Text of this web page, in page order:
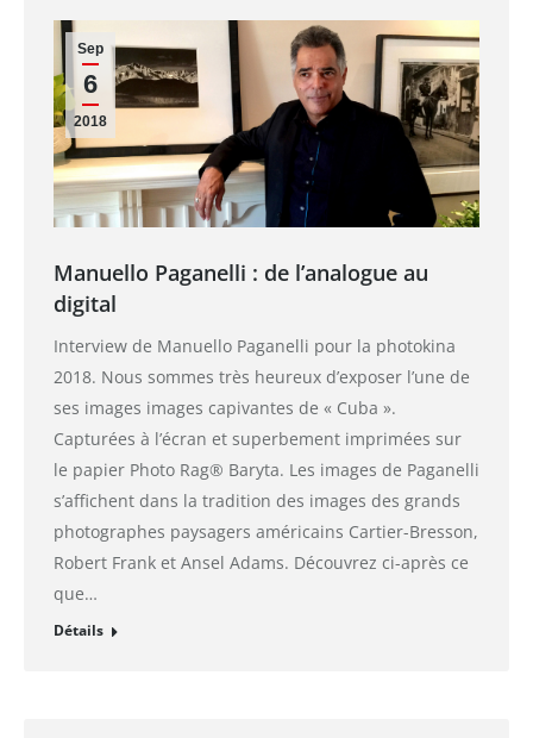
Sep
6
2018
Manuello Paganelli : de l’analogue au
digital
Interview de Manuello Paganelli pour la photokina
2018. Nous sommes très heureux d’exposer l’une de
ses images images capivantes de « Cuba ».
Capturées à l’écran et superbement imprimées sur
le papier Photo Rag® Baryta. Les images de Paganelli
s’affichent dans la tradition des images des grands
photographes paysagers américains Cartier-Bresson,
Robert Frank et Ansel Adams. Découvrez ci-après ce
que…
Détails